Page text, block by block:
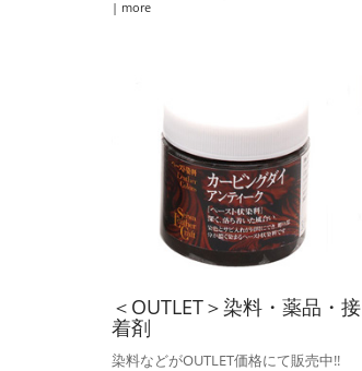
more
＜OUTLET＞染料・薬品・接
着剤
染料などがOUTLET価格にて販売中!!